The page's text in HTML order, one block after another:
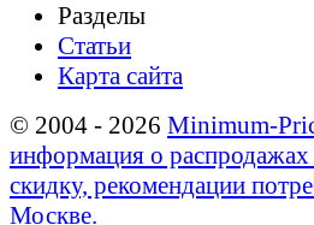
Разделы
Статьи
Карта сайта
© 2004 - 2026 Minimum-
информация о
скидку, рекомендации
Москве.